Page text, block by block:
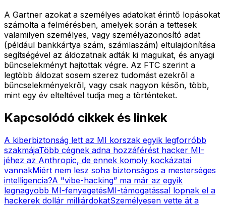
A Gartner azokat a személyes adatokat érintő lopásokat
számolta a felmérésben, amelyek során a tettesek
valamilyen személyes, vagy személyazonosító adat
(például bankkártya szám, számlaszám) eltulajdonítása
segítségével az áldozatnak adták ki magukat, és anyagi
bűncselekményt hajtottak végre. Az FTC szerint a
legtöbb áldozat sosem szerez tudomást ezekről a
bűncselekményekről, vagy csak nagyon későn, több,
mint egy év elteltével tudja meg a történteket.
Kapcsolódó cikkek és linkek
A kiberbiztonság lett az MI korszak egyik legforróbb
szakmájaTöbb cégnek adna hozzáférést hacker MI-
jéhez az Anthropic, de ennek komoly kockázatai
vannakMiért nem lesz soha biztonságos a mesterséges
intelligencia?A "vibe-hacking” ma már az egyik
legnagyobb MI-fenyegetésMI-támogatással lopnak el a
hackerek dollár milliárdokatSzemélyesen vette át a